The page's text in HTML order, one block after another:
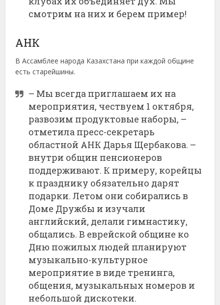
смотрим на них и берем пример!
АНК
В Ассамблее народа Казахстана при каждой общине
есть старейшины.
– Мы всегда приглашаем их на
мероприятия, чествуем 1 октября,
развозим продуктовые наборы, –
отметила пресс-секретарь
областной АНК Дарья Щербакова. –
внутри общин пенсионеров
поддерживают. К примеру, корейцы
к празднику обязательно дарят
подарки. Летом они собирались в
Доме Дружбы и изучали
английский, делали гимнастику,
общались. В еврейской общине ко
Дню пожилых людей планируют
музыкально-культурное
мероприятие в виде тренинга,
общения, музыкальных номеров и
небольшой дискотеки.